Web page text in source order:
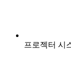
프로젝터 시